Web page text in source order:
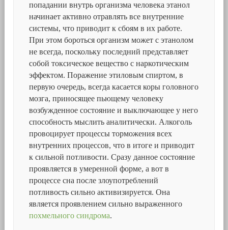
попадании внутрь организма человека этанол
начинает активно отравлять все внутренние
системы, что приводит к сбоям в их работе.
При этом бороться организм может с этанолом
не всегда, поскольку последний представляет
собой токсическое вещество с наркотическим
эффектом. Поражение этиловым спиртом, в
первую очередь, всегда касается коры головного
мозга, приносящее пьющему человеку
возбужденное состояние и выключающее у него
способность мыслить аналитически. Алкоголь
провоцирует процессы торможения всех
внутренних процессов, что в итоге и приводит
к сильной потливости. Сразу данное состояние
проявляется в умеренной форме, а вот в
процессе сна после злоупотреблений
потливость сильно активизируется. Она
является проявлением сильно выраженного
похмельного синдрома.